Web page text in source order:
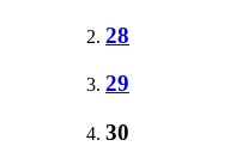
28
29
30